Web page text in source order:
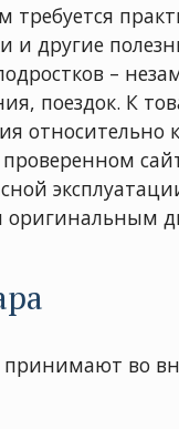
и другие
–
поездок. К
относительно
оригинальным
принимают во